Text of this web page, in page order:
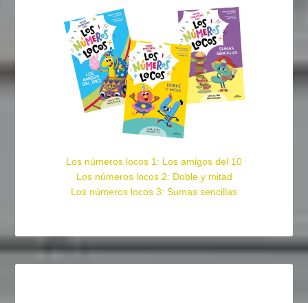
Los números locos 1: Los amigos del 10
Los números locos 2: Doble y mitad
Los números locos 3: Sumas sencillas